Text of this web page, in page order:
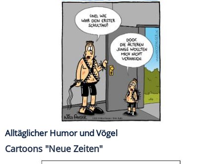
Alltäglicher Humor und Vögel
Cartoons "Neue Zeiten"